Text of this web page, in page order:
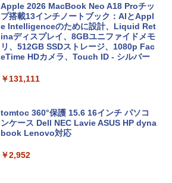
Apple 2026 MacBook Neo A18 Proチッ
プ搭載13インチノートブック：AIとAppl
e Intelligenceのために設計、Liquid Ret
inaディスプレイ、8GBユニファイドメモ
リ、512GB SSDストレージ、1080p Fac
eTime HDカメラ、Touch ID - シルバー
￥131,111
tomtoc 360°保護 15.6 16インチ パソコ
ンケース Dell NEC Lavie ASUS HP dyna
book Lenovo対応
￥2,952